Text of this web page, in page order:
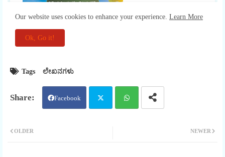
Tags ಲೇಖನಗಳು
Facebook
NEWER
OLDER